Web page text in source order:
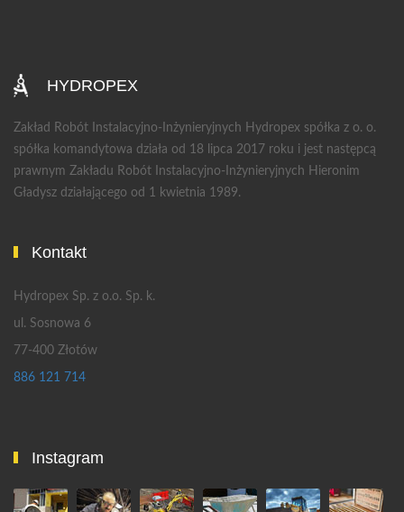
HYDROPEX
Zakład Robót Instalacyjno-Inżynieryjnych Hydropex spółka z o. o.
spółka komandytowa działa od 18 lipca 2017 roku i jest następcą
prawnym Zakładu Robót Instalacyjno-Inżynieryjnych Hieronim
Gładysz działającego od 1 kwietnia 1989.
Kontakt
Hydropex Sp. z o.o. Sp. k.
ul. Sosnowa 6
77-400 Złotów
886 121 714
Instagram